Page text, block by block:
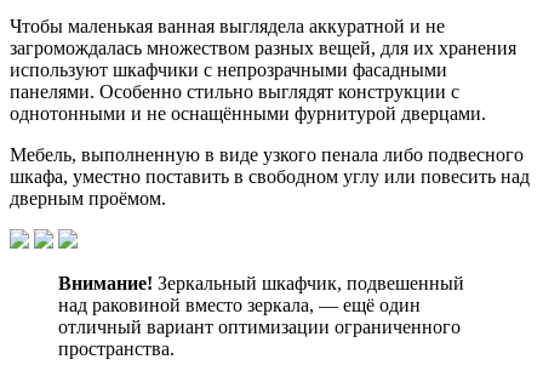
Чтобы маленькая ванная выглядела аккуратной и не
загромождалась множеством разных вещей, для их хранения
используют шкафчики с непрозрачными фасадными
панелями. Особенно стильно выглядят конструкции с
однотонными и не оснащёнными фурнитурой дверцами.
Мебель, выполненную в виде узкого пенала либо подвесного
шкафа, уместно поставить в свободном углу или повесить над
дверным проёмом.
Внимание! Зеркальный шкафчик, подвешенный
над раковиной вместо зеркала, — ещё один
отличный вариант оптимизации ограниченного
пространства.